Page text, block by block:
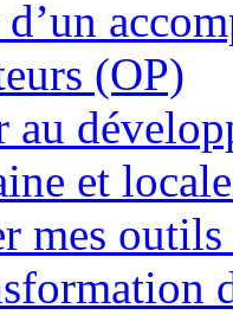
(OP)
au
et
mes